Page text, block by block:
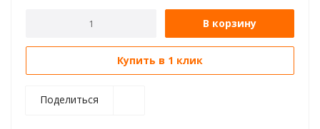
В корзину
Купить в 1 клик
Поделиться